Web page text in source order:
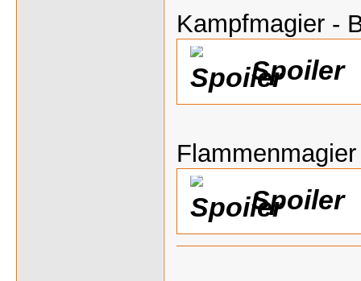
Kampfmagier -
Spoiler
Spoiler